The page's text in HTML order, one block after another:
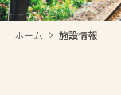
ホーム arrow_forward_ios 施設情報